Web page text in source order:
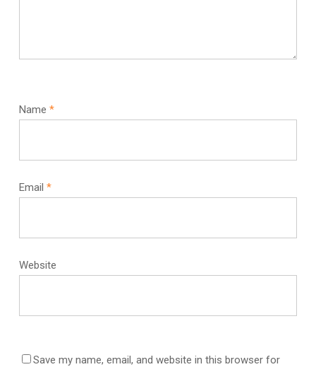
Name *
Email *
Website
Save my name, email, and website in this browser for